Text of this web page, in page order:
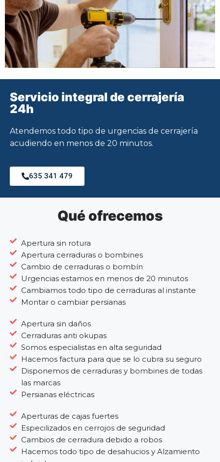
Servicio integral de cerrajería
24h
Atendemos todo tipo de urgencias de cerrajería
acudiendo en menos de 20 minutos.
635 341 479
Qué ofrecemos
Apertura sin rotura
Apertura cerraduras o bombines
Cambio de cerraduras o bombín
Urgencias estamos en menos de 20 minutos
Cambiamos todo tipo de cerraduras al instante
Montar o cambiar persianas
Apertura sin daños
Cerraduras anti okupas
Somos especialistas en alta seguridad
Hacemos factura para que se lo cubra su seguro
Disponemos de cerraduras y bombines de todas
las marcas
Persianas eléctricas
Aperturas de cajas fuertes
Especilizados en cerrojos de seguridad
Cambios de cerradura debido a robos
Hacemos todo tipo de desahucios y Alzamiento